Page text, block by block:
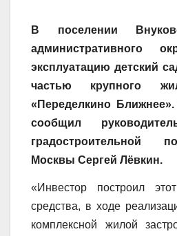
В поселении
административного
эксплуатацию детский
частью крупного
«Переделкино
сообщил
градостроительной
Москвы Сергей Лёвкин.
«Инвестор построил
средства, в ходе
комплексной жилой